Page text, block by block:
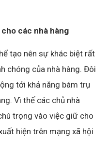
các nhà hàng
tạo nên sự khác biệt rất
chóng của nhà hàng. Đôi
tới khả năng bám trụ
Vì thế các chủ nhà
trọng vào việc giữ cho
hiện trên mạng xã hội